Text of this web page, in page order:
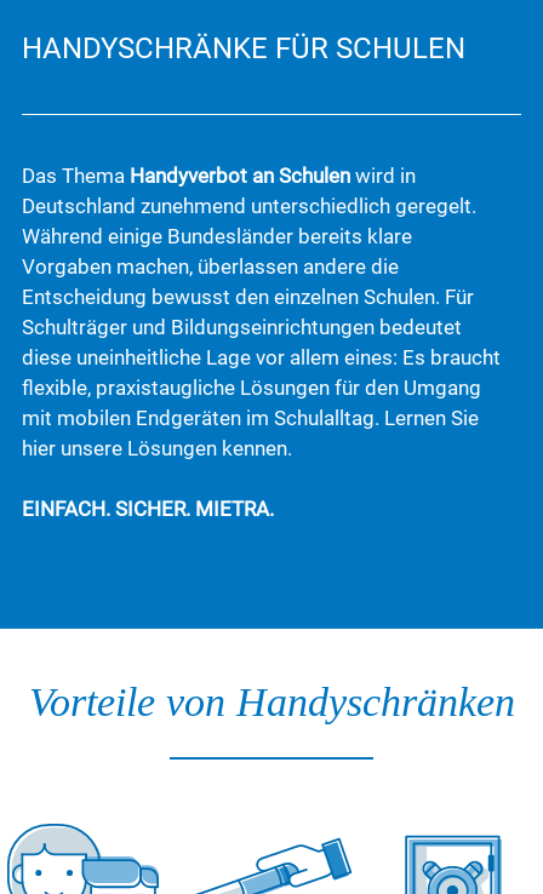
Grundschulen
E-Mail: schulen@mietra.de
HANDYSCHRÄNKE FÜR SCHULEN
Das Thema Handyverbot an Schulen wird in
Deutschland zunehmend unterschiedlich geregelt.
Während einige Bundesländer bereits klare
Vorgaben machen, überlassen andere die
Entscheidung bewusst den einzelnen Schulen. Für
Schulträger und Bildungseinrichtungen bedeutet
diese uneinheitliche Lage vor allem eines: Es braucht
flexible, praxistaugliche Lösungen für den Umgang
mit mobilen Endgeräten im Schulalltag. Lernen Sie
hier unsere Lösungen kennen.
EINFACH. SICHER. MIETRA.
Vorteile von Handyschränken